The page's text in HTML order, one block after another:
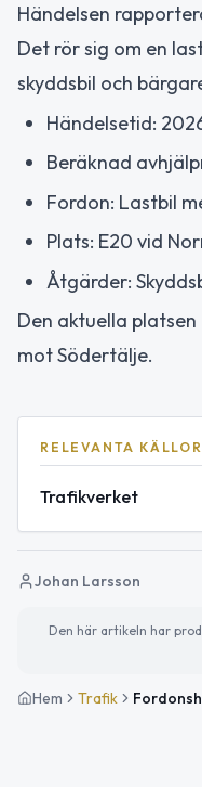
Händelsen
Det rör sig om en
skyddsbil och
Händelsetid:
Beräknad
Fordon: Lastbil
Plats: E20 vid
Åtgärder:
Den aktuella
mot Södertälje.
RELEVANTA KÄLLOR
Trafikverket
Johan Larsson
Den här artikeln har
Hem Trafik